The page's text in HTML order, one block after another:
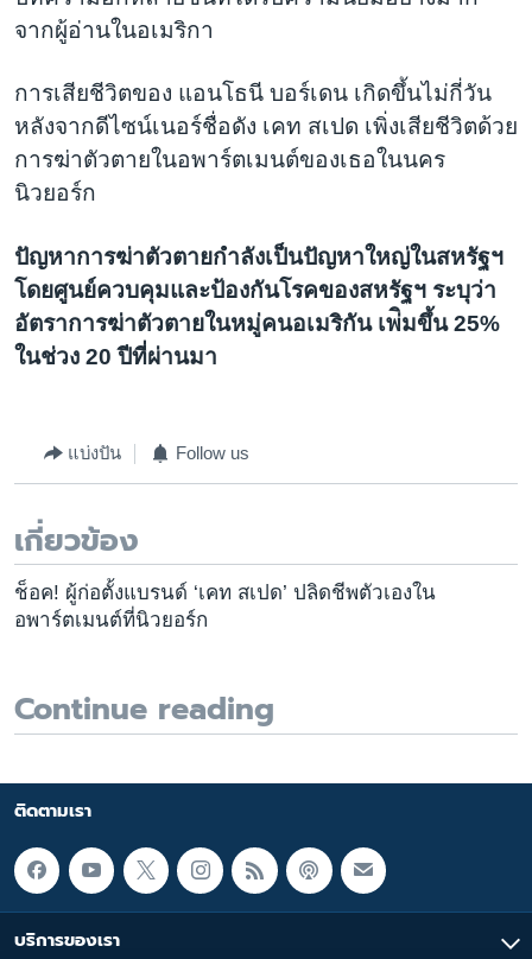
จากผู้อ่านในอเมริกา
การเสียชีวิตของ แอนโธนี บอร์เดน เกิดขึ้นไม่กี่วัน
หลังจากดีไซน์เนอร์ชื่อดัง เคท สเปด เพิ่งเสียชีวิตด้วย
การฆ่าตัวตายในอพาร์ตเมนต์ของเธอในนคร
นิวยอร์ก
ปัญหาการฆ่าตัวตายกำลังเป็นปัญหาใหญ่ในสหรัฐฯ
โดยศูนย์ควบคุมและป้องกันโรคของสหรัฐฯ ระบุว่า
อัตราการฆ่าตัวตายในหมู่คนอเมริกัน เพ่ิมขึ้น 25%
ในช่วง 20 ปีที่ผ่านมา
แบ่งปัน Follow us
เกี่ยวข้อง
ช็อค! ผู้ก่อตั้งแบรนด์ ‘เคท สเปด’ ปลิดชีพตัวเองใน
อพาร์ตเมนต์ที่นิวยอร์ก
Continue reading
ติดตามเรา
บริการของเรา